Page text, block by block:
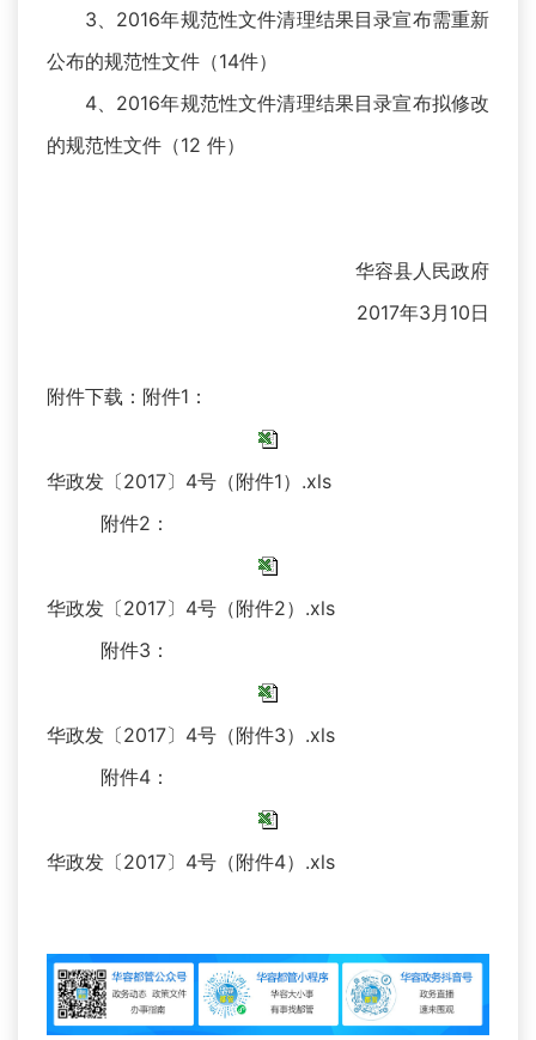
3、2016年规范性文件清理结果目录宣布需重新
公布的规范性文件（14件）
4、2016年规范性文件清理结果目录宣布拟修改
的规范性文件（12 件）
华容县人民政府
2017年3月10日
附件下载：附件1：
华政发〔2017〕4号（附件1）.xls
附件2：
华政发〔2017〕4号（附件2）.xls
附件3：
华政发〔2017〕4号（附件3）.xls
附件4：
华政发〔2017〕4号（附件4）.xls